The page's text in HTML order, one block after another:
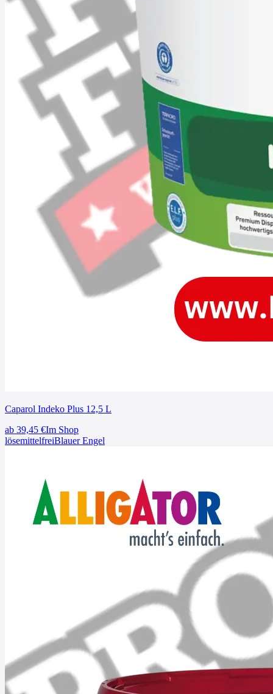
Caparol Indeko Plus 12,5 L
ab 39,45 €Im Shop
lösemittelfreiBlauer Engel